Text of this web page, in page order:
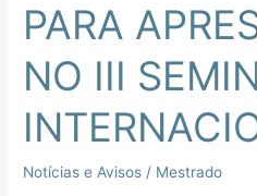
PARA
NO III
Notícias e Avisos / Mestrado
PARA
APRESENTAÇÃO
NO
SEMINÁRIO